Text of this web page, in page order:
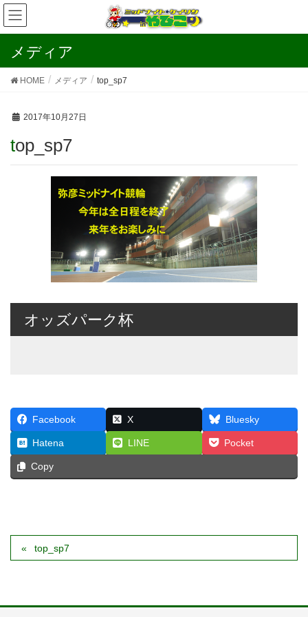
メディア
HOME メディア top_sp7
2017年10月27日
top_sp7
オッズパーク杯
Facebook X Bluesky
Hatena LINE Pocket
Copy
top_sp7